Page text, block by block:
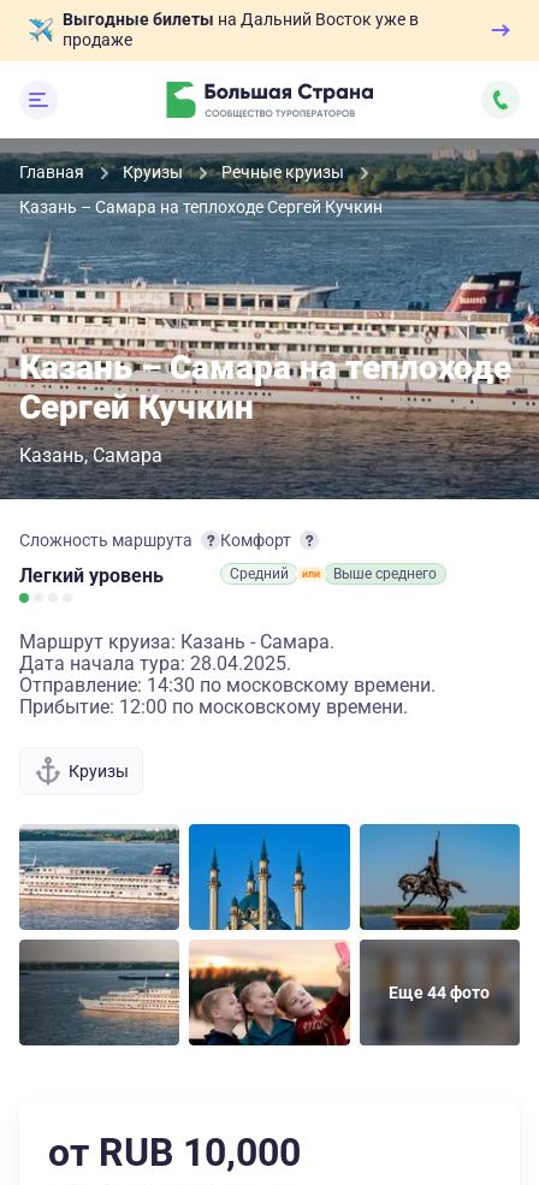
Выгодные билеты на Дальний Восток уже в
продаже
Главная Круизы
Речные круизы
Казань – Самара на теплоходе Сергей Кучкин
Казань – Самара на теплоходе
Сергей Кучкин
Казань Самара
Сложность маршрута
Легкий уровень
Комфорт
Средний Выше среднего
Маршрут круиза: Казань - Самара.
Дата начала тура: 28.04.2025.
Отправление: 14:30 по московскому времени.
Прибытие: 12:00 по московскому времени.
Круизы
Еще 44 фото
от RUB 10,000